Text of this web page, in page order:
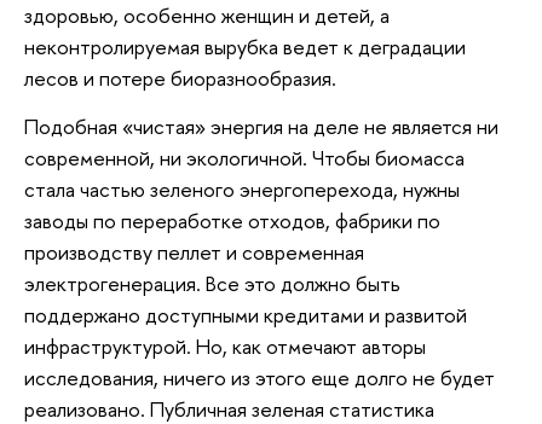
здоровью, особенно женщин и детей, а
неконтролируемая вырубка ведет к деградации
лесов и потере биоразнообразия.
Подобная «чистая» энергия на деле не является ни
современной, ни экологичной. Чтобы биомасса
стала частью зеленого энергоперехода, нужны
заводы по переработке отходов, фабрики по
производству пеллет и современная
электрогенерация. Все это должно быть
поддержано доступными кредитами и развитой
инфраструктурой. Но, как отмечают авторы
исследования, ничего из этого еще долго не будет
реализовано. Публичная зеленая статистика